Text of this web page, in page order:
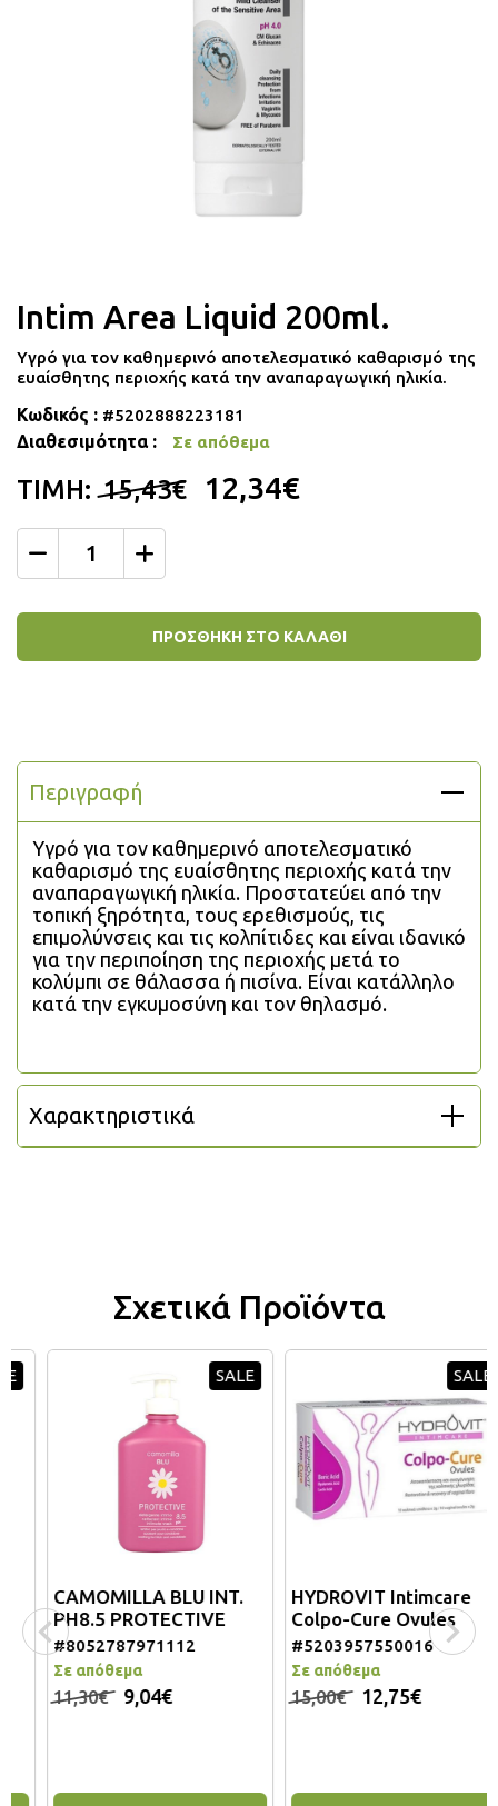
Intim Area Liquid 200ml.
Υγρό για τον καθημερινό αποτελεσματικό καθαρισμό της
ευαίσθητης περιοχής κατά την αναπαραγωγική ηλικία.
Κωδικός : #5202888223181
Διαθεσιμότητα : Σε απόθεμα
ΤΙΜΗ: 15,43€ 12,34€
ΠΡΟΣΘΗΚΗ ΣΤΟ ΚΑΛΑΘΙ
Περιγραφή
Υγρό για τον καθημερινό αποτελεσματικό
καθαρισμό της ευαίσθητης περιοχής κατά την
αναπαραγωγική ηλικία. Προστατεύει από την
τοπική ξηρότητα, τους ερεθισμούς, τις
επιμολύνσεις και τις κολπίτιδες και είναι ιδανικό
για την περιποίηση της περιοχής μετά το
κολύμπι σε θάλασσα ή πισίνα. Είναι κατάλληλο
κατά την εγκυμοσύνη και τον θηλασμό.
Χαρακτηριστικά
Σχετικά Προϊόντα
SALE
CAMOMILLA BLU INT.
PH8.5 PROTECTIVE
300ML.
#8052787971112
Σε απόθεμα
11,30€ 9,04€
SALE
HYDROVIT Intimcare
Colpo-Cure Ovules
#5203957550016
Σε απόθεμα
15,00€ 12,75€